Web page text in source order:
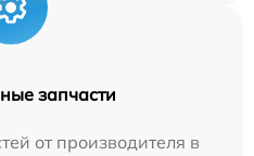
запчасти
от производителя в